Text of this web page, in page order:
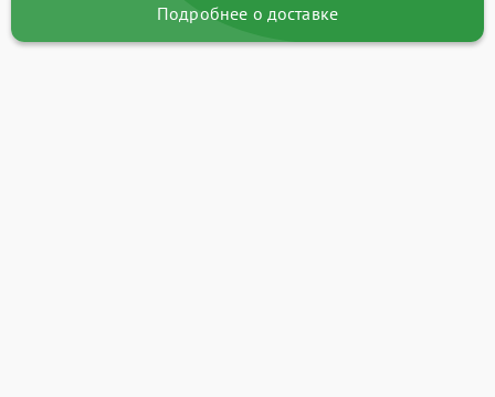
Подробнее о доставке